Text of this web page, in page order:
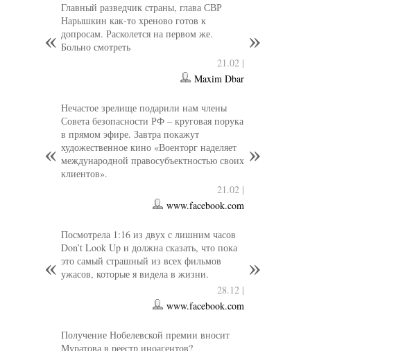
Главный разведчик страны, глава СВР
Нарышкин как-то хреново готов к
допросам. Расколется на первом же.
Больно смотреть
21.02 |
Maxim Dbar
Нечастое зрелище подарили нам члены
Совета безопасности РФ – круговая порука
в прямом эфире. Завтра покажут
художественное кино «Военторг наделяет
международной правосубъектностью своих
клиентов».
21.02 |
www.facebook.com
Посмотрела 1:16 из двух с лишним часов
Don’t Look Up и должна сказать, что пока
это самый страшный из всех фильмов
ужасов, которые я видела в жизни.
28.12 |
www.facebook.com
Получение Нобелевской премии вносит
Муратова в реестр иноагентов?